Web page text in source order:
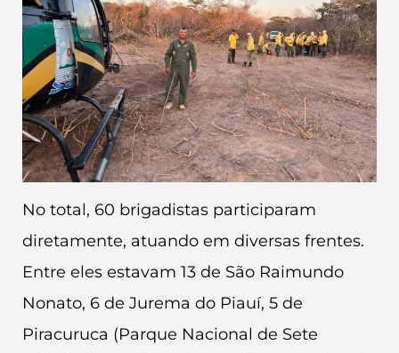
No total, 60 brigadistas participaram
diretamente, atuando em diversas frentes.
Entre eles estavam 13 de São Raimundo
Nonato, 6 de Jurema do Piauí, 5 de
Piracuruca (Parque Nacional de Sete